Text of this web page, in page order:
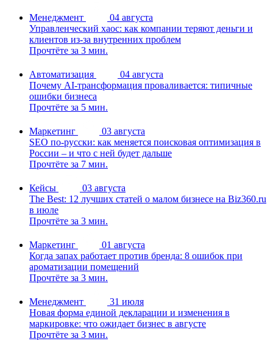
Менеджмент
04 августа
Управленческий хаос: как компании теряют деньги и
клиентов из-за внутренних проблем
Прочтёте за 3 мин.
Автоматизация
04 августа
Почему AI-трансформация проваливается: типичные
ошибки бизнеса
Прочтёте за 5 мин.
Маркетинг
03 августа
SEO по-русски: как меняется поисковая оптимизация в
России – и что с ней будет дальше
Прочтёте за 7 мин.
Кейсы
03 августа
The Best: 12 лучших статей о малом бизнесе на Biz360.ru
в июле
Прочтёте за 3 мин.
Маркетинг
01 августа
Когда запах работает против бренда: 8 ошибок при
ароматизации помещений
Прочтёте за 3 мин.
Менеджмент
31 июля
Новая форма единой декларации и изменения в
маркировке: что ожидает бизнес в августе
Прочтёте за 3 мин.